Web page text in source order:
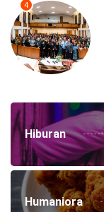
4
Hiburan
Humaniora